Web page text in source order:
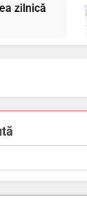
Cum
7 August